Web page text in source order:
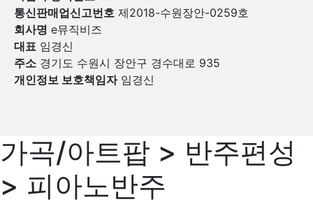
통신판매업신고번호 제2018-수원장안-0259호
회사명 e뮤직비즈
대표 임경신
주소 경기도 수원시 장안구 경수대로 935
개인정보 보호책임자임경신
가곡/아트팝 > 반주편성
> 피아노반주